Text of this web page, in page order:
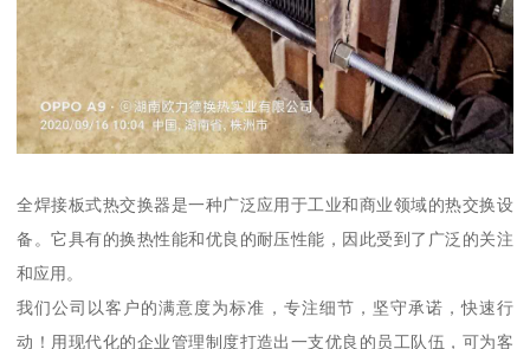
全焊接板式热交换器是一种广泛应用于工业和商业领域的热交换设
备。它具有的换热性能和优良的耐压性能，因此受到了广泛的关注
和应用。
我们公司以客户的满意度为标准，专注细节，坚守承诺，快速行
动！用现代化的企业管理制度打造出一支优良的员工队伍，可为客